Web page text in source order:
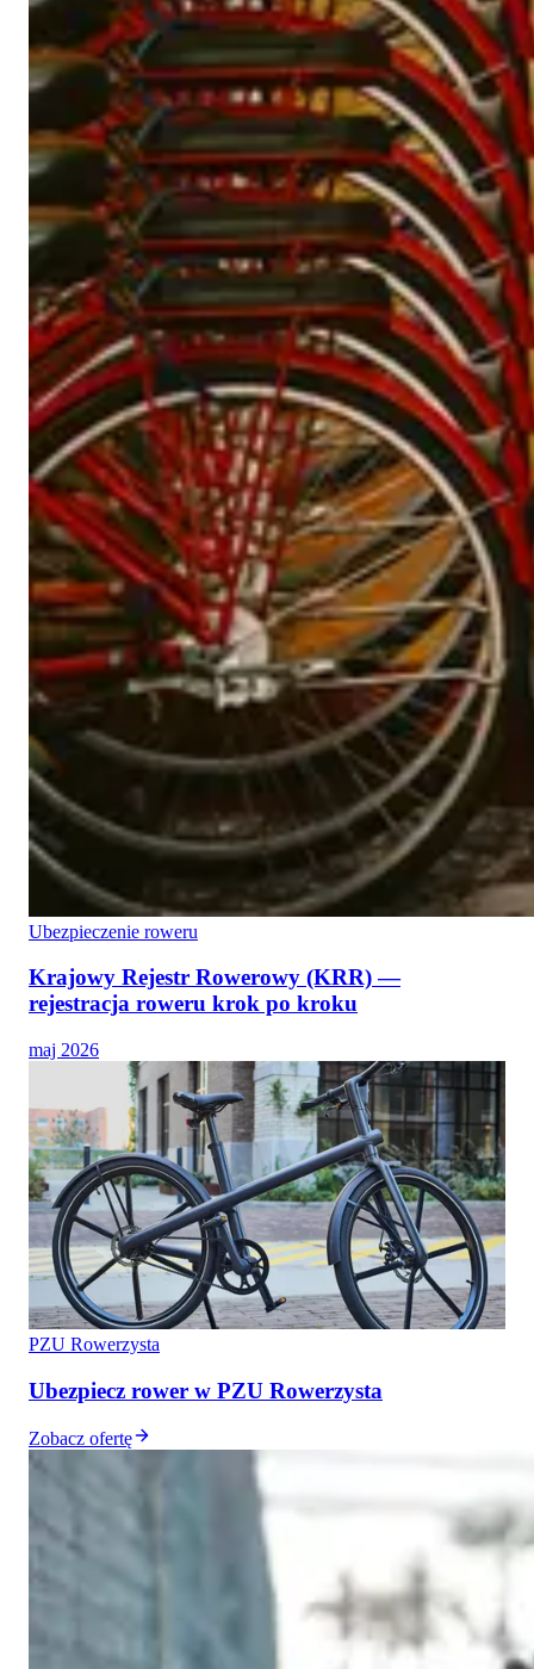
Ubezpieczenie roweru
Krajowy Rejestr Rowerowy (KRR) —
rejestracja roweru krok po kroku
maj 2026
PZU Rowerzysta
Ubezpiecz rower w PZU Rowerzysta
Zobacz ofertę